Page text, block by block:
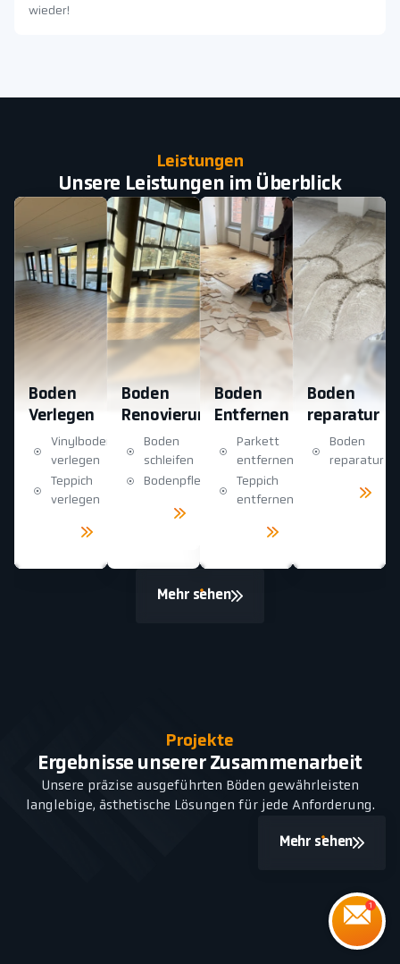
wieder!
Leistungen
Unsere Leistungen im Überblick
Boden
Verlegen
Vinylboden
verlegen
Teppich
verlegen
Boden
Renovierung
Boden
schleifen
Bodenpflege
Boden
Entfernen
Parkett
entfernen
Teppich
entfernen
Boden
reparatur
Boden
reparatur
Mehr sehen
Projekte
Ergebnisse unserer Zusammenarbeit
Unsere präzise ausgeführten Böden gewährleisten
langlebige, ästhetische Lösungen für jede Anforderung.
Mehr sehen